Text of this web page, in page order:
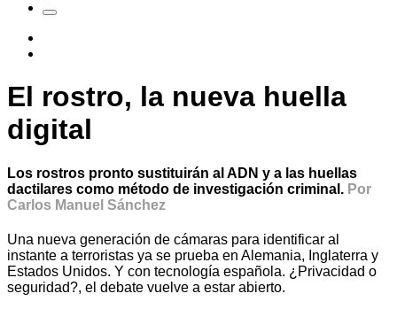
El rostro, la nueva huella
digital
Los rostros pronto sustituirán al ADN y a las huellas
dactilares como método de investigación criminal. Por
Carlos Manuel Sánchez
Una nueva generación de cámaras para identificar al
instante a terroristas ya se prueba en Alemania, Inglaterra y
Estados Unidos. Y con tecnología española. ¿Privacidad o
seguridad?, el debate vuelve a estar abierto.